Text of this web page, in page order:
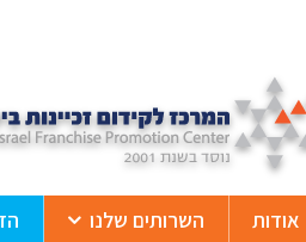
אודות השרותים שלנו